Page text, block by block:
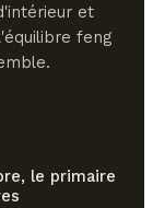
et
feng
le primaire